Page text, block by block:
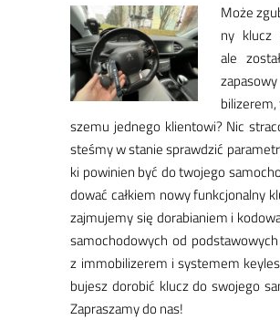
Mo­że
ny klucz
ale
sze­mu jed­ne­go klien­to­wi? Nic
ste­śmy w sta­nie spraw­dzić
ki po­wi­nien być do two­je­go
do­wać cał­kiem no­wy funk­cjo­nal­ny
zaj­mu­je­my się do­ra­bia­niem i
sa­mo­cho­do­wych od
z im­mo­bi­li­ze­rem i sys­te­mem
bu­jesz do­ro­bić klucz do swo­je­go
Za­pra­sza­my do nas!